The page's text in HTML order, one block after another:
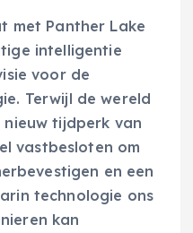
met Panther Lake
intelligentie
voor de
Terwijl de wereld
tijdperk van
vastbesloten om
en een
technologie ons
kan